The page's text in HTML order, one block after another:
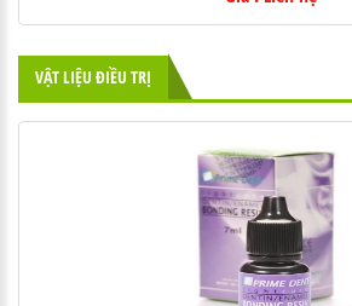
VẬT LIỆU ĐIỀU TRỊ